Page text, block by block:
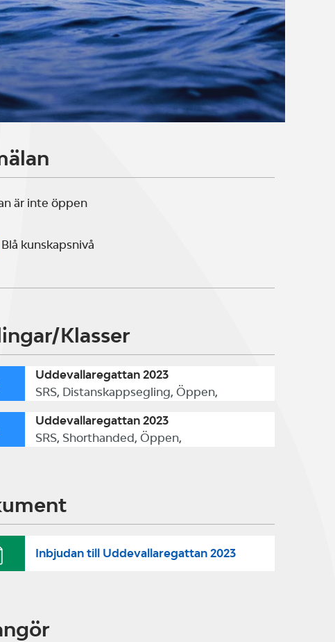
är inte öppen
Blå kunskapsnivå
Klasser
Uddevallaregattan 2023
SRS, Distanskappsegling, Öppen,
Uddevallaregattan 2023
SRS, Shorthanded, Öppen,
Inbjudan till Uddevallaregattan 2023